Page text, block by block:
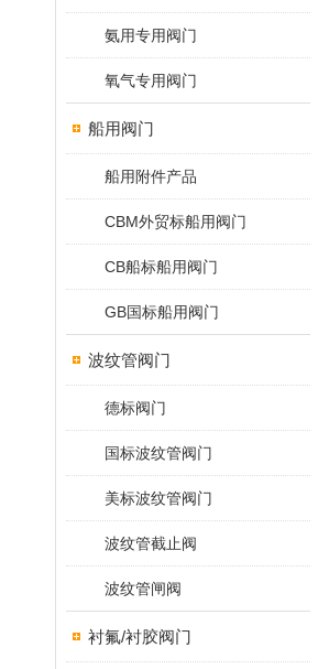
氨用专用阀门
氧气专用阀门
船用阀门
船用附件产品
CBM外贸标船用阀门
CB船标船用阀门
GB国标船用阀门
波纹管阀门
德标阀门
国标波纹管阀门
美标波纹管阀门
波纹管截止阀
波纹管闸阀
衬氟/衬胶阀门